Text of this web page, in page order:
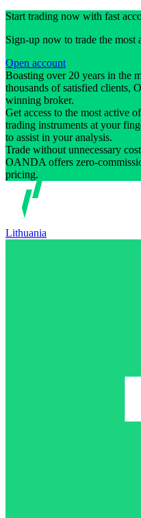
Start trading now with fast
Sign-up now to trade the most
Open account
Boasting over 20 years in the
thousands of satisfied clients,
winning broker.
Get access to the most active
trading instruments at your
to assist in your analysis.
Trade without unnecessary
OANDA offers zero-
pricing.
Lithuania